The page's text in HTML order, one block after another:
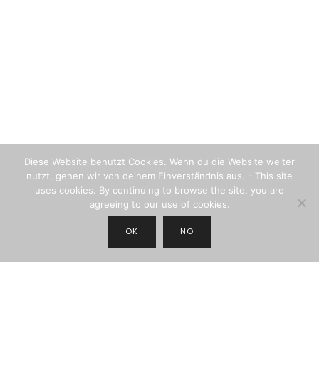
Diese Website benutzt Cookies. Wenn du die Website weiter
nutzt, gehen wir von deinem Einverständnis aus. - This site
uses cookies. By continuing to browse the site, you are
agreeing to our use of cookies.
OK NO